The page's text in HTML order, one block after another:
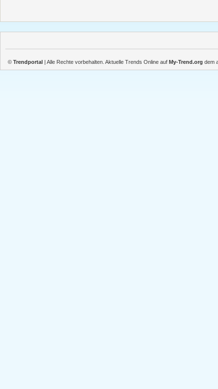
© Trendportal | Alle Rechte vorbehalten. Aktuelle Trends Online auf My-Trend.org dem